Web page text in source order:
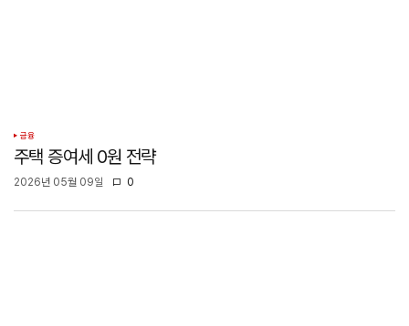
금융
주택 증여세 0원 전략
2026년 05월 09일 0